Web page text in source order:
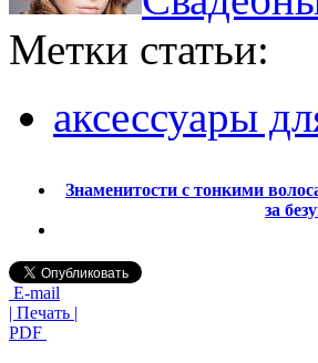
Метки статьи:
аксессуары
Знаменитости с тонкими
за
E-mail
| Печать |
PDF